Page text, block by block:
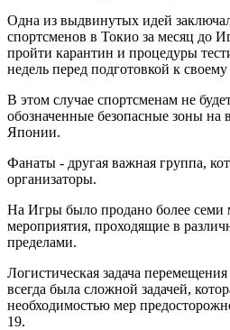
Одна из выдвинутых идей
спортсменов в Токио за месяц до
пройти карантин и процедуры
недель перед подготовкой к
В этом случае спортсменам не
обозначенные безопасные зоны на
Японии.
Фанаты - другая важная группа,
организаторы.
На Игры было продано более семи
мероприятия, проходящие в
пределами.
Логистическая задача
всегда была сложной задачей,
необходимостью мер
19.